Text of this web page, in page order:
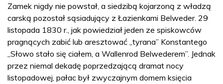
Zamek nigdy nie powstał, a siedzibą kojarzoną z władzą
carską pozostał sąsiadujący z Łazienkami Belweder. 29
listopada 1830 r., jak powiedział jeden ze spiskowców
pragnących zabić lub aresztować „tyrana” Konstantego
„Słowo stało się ciałem, a Wallenrod Belwederem”. Jednak
przez niemal dekadę poprzedzającą dramat nocy
listopadowej, pałac był zwyczajnym domem księcia